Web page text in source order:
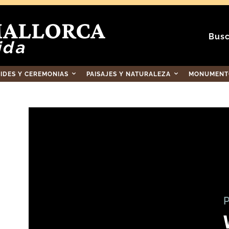
Y CEREMONIAS PAISAJES Y NATURALEZA